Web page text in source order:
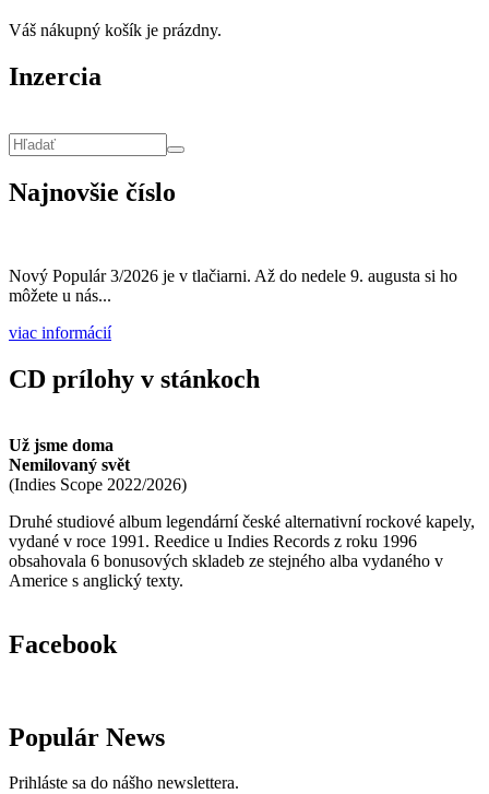
Váš nákupný košík je prázdny.
Inzercia
Najnovšie číslo
Nový Populár 3/2026 je v tlačiarni. Až do nedele 9. augusta si ho
môžete u nás...
viac informácií
CD prílohy v stánkoch
Už jsme doma
Nemilovaný svět
(Indies Scope 2022/2026)
Druhé studiové album legendární české alternativní rockové kapely,
vydané v roce 1991. Reedice u Indies Records z roku 1996
obsahovala 6 bonusových skladeb ze stejného alba vydaného v
Americe s anglický texty.
Facebook
Populár News
Prihláste sa do nášho newslettera.